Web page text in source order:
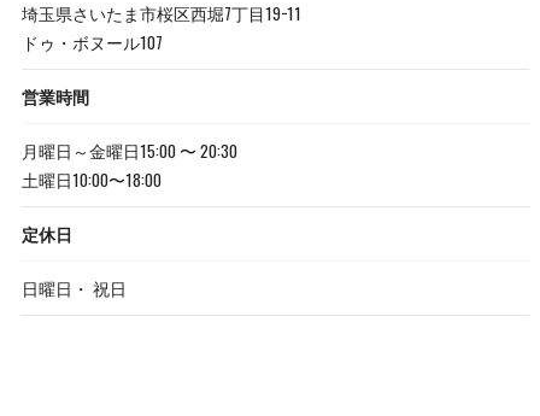
埼玉県さいたま市桜区西堀7丁目19−11
ドゥ・ボヌール107
営業時間
月曜日～金曜日15:00 〜 20:30
土曜日10:00〜18:00
定休日
日曜日・ 祝日